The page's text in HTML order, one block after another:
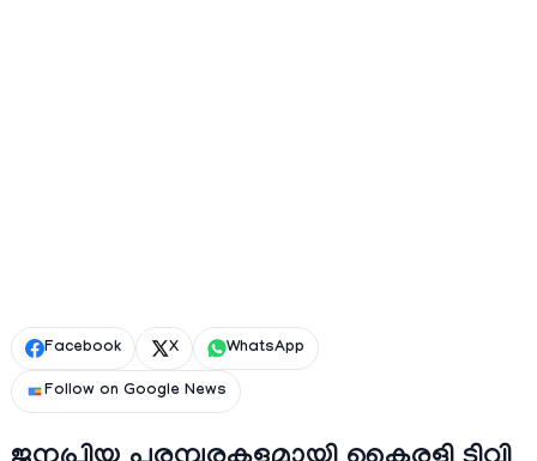
Facebook X WhatsApp
Follow on Google News